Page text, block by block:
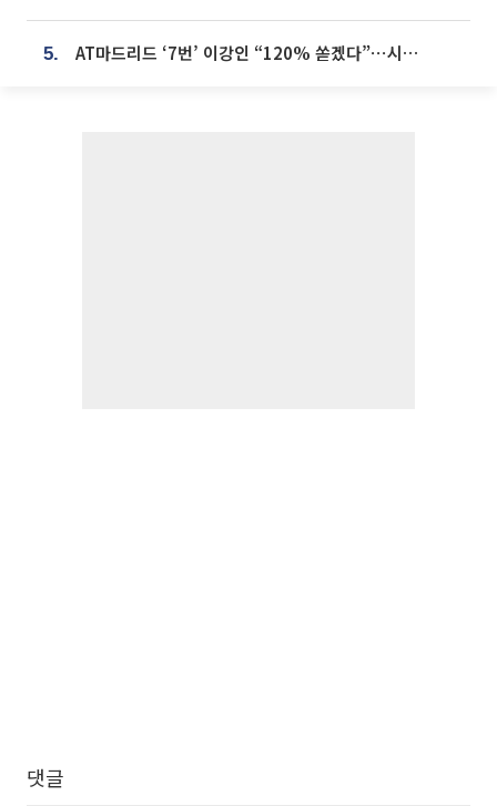
5. AT마드리드 ‘7번’ 이강인 “120% 쏟겠다”⋯시메오네 감독 “필요한 선수”
댓글